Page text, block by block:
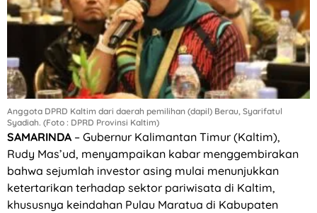
Anggota DPRD Kaltim dari daerah pemilihan (dapil) Berau, Syarifatul
Syadiah. (Foto : DPRD Provinsi Kaltim)
SAMARINDA – Gubernur Kalimantan Timur (Kaltim),
Rudy Mas’ud, menyampaikan kabar menggembirakan
bahwa sejumlah investor asing mulai menunjukkan
ketertarikan terhadap sektor pariwisata di Kaltim,
khususnya keindahan Pulau Maratua di Kabupaten